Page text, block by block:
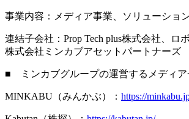
事業内容：メディア事業、ソリューショ
連結子会社：Prop Tech plus株式会社、ロ
株式会社ミンカブアセットパートナーズ
■ ミンカブグループの運営するメディア
MINKABU（みんかぶ）： https://